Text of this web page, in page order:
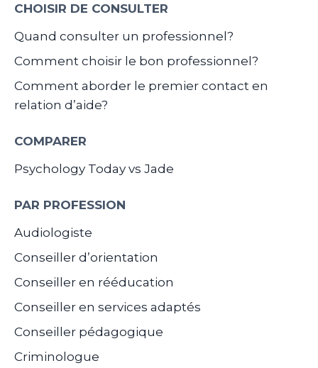
CHOISIR DE CONSULTER
Quand consulter un professionnel?
Comment choisir le bon professionnel?
Comment aborder le premier contact en
relation d’aide?
COMPARER
Psychology Today vs Jade
PAR PROFESSION
Audiologiste
Conseiller d’orientation
Conseiller en rééducation
Conseiller en services adaptés
Conseiller pédagogique
Criminologue